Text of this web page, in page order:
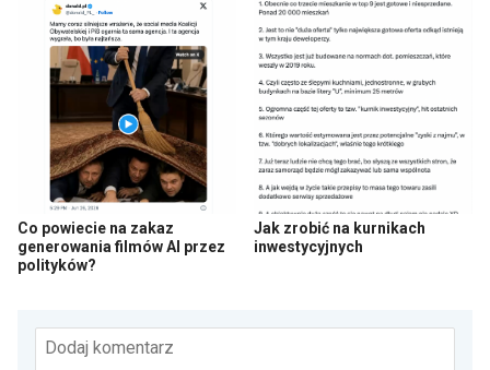
Co powiecie na zakaz
generowania filmów AI przez
polityków?
Jak zrobić na kurnikach
inwestycyjnych
Dodaj komentarz